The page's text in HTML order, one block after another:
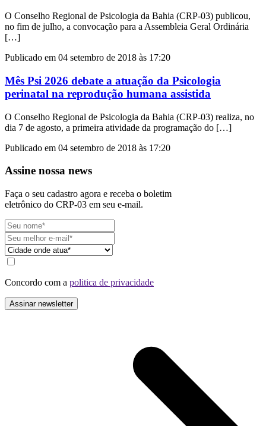
O Conselho Regional de Psicologia da Bahia (CRP-03) publicou,
no fim de julho, a convocação para a Assembleia Geral Ordinária
[…]
Publicado em 04 setembro de 2018 às 17:20
Mês Psi 2026 debate a atuação da Psicologia
perinatal na reprodução humana assistida
O Conselho Regional de Psicologia da Bahia (CRP-03) realiza, no
dia 7 de agosto, a primeira atividade da programação do […]
Publicado em 04 setembro de 2018 às 17:20
Assine nossa news
Faça o seu cadastro agora e receba o boletim
eletrônico do CRP-03 em seu e-mail.
Concordo com a politica de privacidade